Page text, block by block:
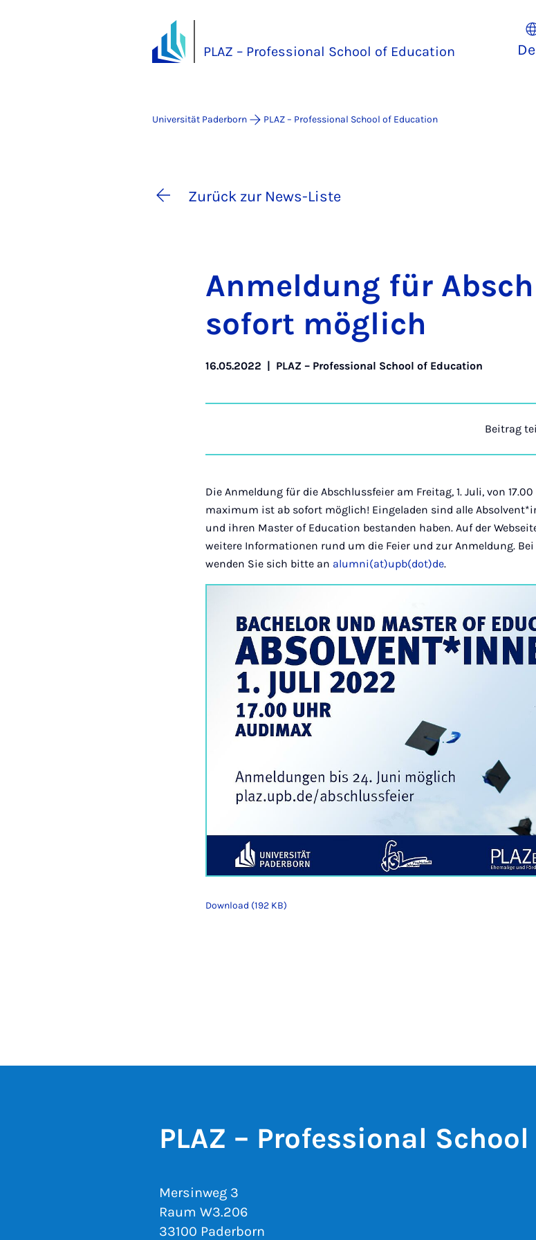
PLAZ – Professional School of Education
Universität Paderborn PLAZ – Professional School of Education
Zurück zur News-Liste
An­mel­dung für
so­fort mög­lich
16.05.2022 | PLAZ – Professional School of Education
Beitrag
Die Anmeldung für die Abschlussfeier am Freitag, 1. Juli, von
maximum ist ab sofort möglich! Eingeladen sind alle
und ihren Master of Education bestanden haben. Auf der
weitere Informationen rund um die Feier und zur Anmeldung.
wenden Sie sich bitte an alumni(at)upb(dot)de.
Download (192 KB)
PLAZ – Professional
Mersinweg 3
Raum W3.206
33100 Paderborn